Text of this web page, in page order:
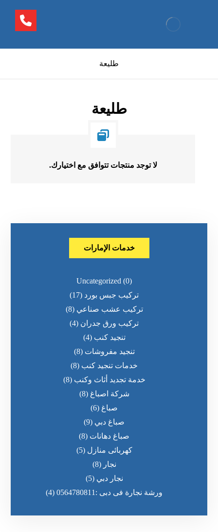
طليعة
طليعة
لا توجد منتجات تتوافق مع اختيارك.
خدمات الإمارات
Uncategorized (0)
تركيب جبس بورد (17)
تركيب عشب صناعي (8)
تركيب ورق جدران (4)
تنجيد كنب (4)
تنجيد مفروشات (8)
خدمات تنجيد كنب (8)
خدمة تجديد أثاث وكنب (8)
شركة اصباغ (8)
صباغ (6)
صباغ دبي (9)
صباغ دهانات (8)
كهربائى منازل (5)
نجار (8)
نجار دبي (5)
ورشة نجارة فى دبى :0564780811
(4)